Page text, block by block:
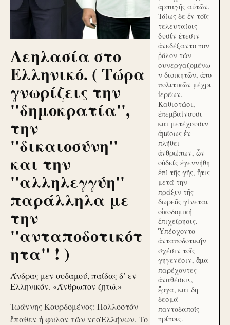
Λεηλασία στο
Ελληνικό. ( Τώρα
γνωρίζεις την
''δημοκρατία'',
την
''δικαιοσύνη''
και την
''αλληλεγγύη''
παράλληλα με
την
''ανταποδοτικότ
ητα'' ! )
Άνδρας μεν ουδαμού, παίδας δ’ εν
Ελληνικόν. «Άνθρωπον ζητώ.»
Ἰωάννης Κουρδομένος: Πολλοστόν
ἔπαθεν ἡ φυλον τῶν νεοἙλλήνων. Το
ἁρπαγῆς αὐτῶν.
Ἰδίως δε ἐν τοῖς
τελευταίοις
δυσίν ἔτεσιν
ἀνεδέξαντο τον
ῥόλον τῶν
συνεργαζομένω
ν διοικητῶν, ἀπο
πολιτικῶν μέχρι
ἱερέων.
Καθιστῶσι,
ἐπεμβαίνουσι
και μετέχουσιν
ἀμέσως ἐν
πλήθει
ἀνθρώπων, ὧν
οὐδείς ἐγεννήθη
ἐπί τῆς γῆς, ἥτις
μετά την
πράξιν τῆς
δωρεᾶς γίνεται
οἰκοδομική
ἐπιχείρησις.
Ὑπέσχοντο
ἀνταποδοτικήν
σχέσιν τοῖς
γηγενέσιν, ἅμα
παρέχοντες
ἀναθέσεις,
ἔργα, και δη
δεσμά
παντοδαποῖς
τρίτοις.